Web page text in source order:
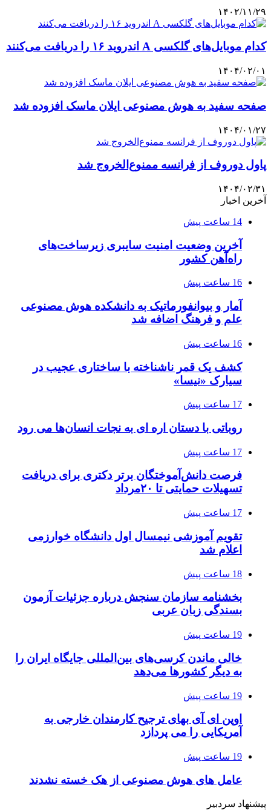
۱۴۰۲/۱۱/۲۹
کدام موبایل‌های گلکسی A اندروید ۱۶ را دریافت می‌کنند
۱۴۰۴/۰۲/۰۱
صفحه سفید به هوش مصنوعی ایلان ماسک افزوده شد
۱۴۰۴/۰۱/۲۷
پاول دوروف از فرانسه ممنوع‌الخروج شد
۱۴۰۴/۰۲/۳۱
آخرین اخبار
14 ساعت پیش
آخرین وضعیت امنیت سایبری زیرساخت‌های
راه‌آهن کشور
16 ساعت پیش
آمار و بیوانفورماتیک به دانشکده هوش مصنوعی
علم و فرهنگ اضافه شد
16 ساعت پیش
کشف یک قمر ناشناخته با ساختاری عجیب در
سیارک «نیسا»
17 ساعت پیش
روباتی با دستان اره ای به نجات انسان‌ها می رود
17 ساعت پیش
فرصت دانش‌آموختگان برتر دکتری‌ برای دریافت
تسهیلات حمایتی تا ۲۰مرداد
17 ساعت پیش
تقویم آموزشی نیمسال اول دانشگاه خوارزمی
اعلام شد
18 ساعت پیش
بخشنامه سازمان سنجش درباره جزئیات آزمون
بسندگی زبان عربی
19 ساعت پیش
خالی ماندن کرسی‌های بین‌المللی جایگاه ایران را
به دیگر کشورها می‌دهد
19 ساعت پیش
اوپن ای آی بهای ترجیح کارمندان خارجی به
آمریکایی را می پردازد
19 ساعت پیش
عامل های هوش مصنوعی از هک خسته نشدند
پیشنهاد سردبیر